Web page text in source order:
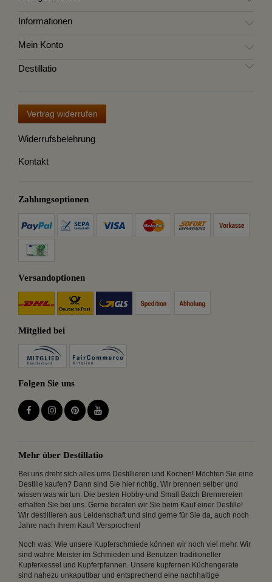
Informationen
Mein Konto
Destillatio
Vertrag widerrufen
Widerrufsbelehrung
Kontakt
Zahlungsoptionen
Versandoptionen
Mitglied bei
Folgen Sie uns
Mehr über Destillatio
Bei uns dreht sich alles ums Destillieren und Kochen! Möchten Sie eine
Destille kaufen? Dann sind Sie hier richtig. Wir brennen selber und
wissen was wir tun. Die besten Hobby-und Small Batch Brennereien
erhalten Sie bei uns. Gerne beraten wir Sie beim Kauf einer Destille!
Wir destillieren aus Leidenschaft und sind gerne für Sie da, auch noch
Jahre nach Ihrem Kauf! Versprochen!
Noch was: Wie unsere Kupferschmiede können wir noch viel mehr. Wir
sind wahre Meister im Schmieden und Benutzen traditioneller
Kupferkessel und Kupferpfannen. Unsere kupfernen Küchengeräte
sind nahezu unkaputtbar und entsprechend eine nachhaltige